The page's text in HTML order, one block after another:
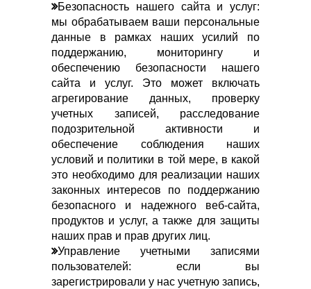
Безопасность нашего сайта и услуг:
мы обрабатываем ваши персональные
данные в рамках наших усилий по
поддержанию, мониторингу и
обеспечению безопасности нашего
сайта и услуг. Это может включать
агрегирование данных, проверку
учетных записей, расследование
подозрительной активности и
обеспечение соблюдения наших
условий и политики в той мере, в какой
это необходимо для реализации наших
законных интересов по поддержанию
безопасного и надежного веб-сайта,
продуктов и услуг, а также для защиты
наших прав и прав других лиц.
Управление учетными записями
пользователей: если вы
зарегистрировали у нас учетную запись,